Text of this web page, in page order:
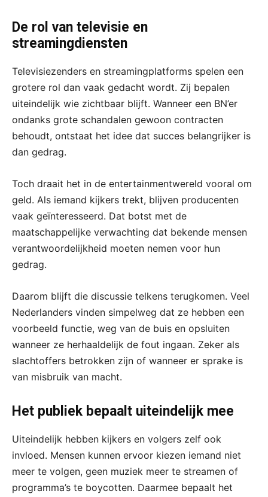
De rol van televisie en
streamingdiensten
Televisiezenders en streamingplatforms spelen een
grotere rol dan vaak gedacht wordt. Zij bepalen
uiteindelijk wie zichtbaar blijft. Wanneer een BN’er
ondanks grote schandalen gewoon contracten
behoudt, ontstaat het idee dat succes belangrijker is
dan gedrag.
Toch draait het in de entertainmentwereld vooral om
geld. Als iemand kijkers trekt, blijven producenten
vaak geïnteresseerd. Dat botst met de
maatschappelijke verwachting dat bekende mensen
verantwoordelijkheid moeten nemen voor hun
gedrag.
Daarom blijft die discussie telkens terugkomen. Veel
Nederlanders vinden simpelweg dat ze hebben een
voorbeeld functie, weg van de buis en opsluiten
wanneer ze herhaaldelijk de fout ingaan. Zeker als
slachtoffers betrokken zijn of wanneer er sprake is
van misbruik van macht.
Het publiek bepaalt uiteindelijk mee
Uiteindelijk hebben kijkers en volgers zelf ook
invloed. Mensen kunnen ervoor kiezen iemand niet
meer te volgen, geen muziek meer te streamen of
programma’s te boycotten. Daarmee bepaalt het